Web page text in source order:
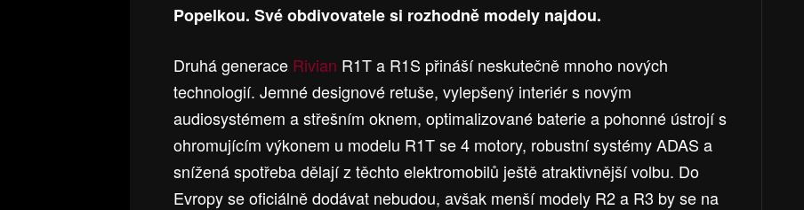
Popelkou. Své obdivovatele si rozhodně modely najdou.
Druhá generace Rivian R1T a R1S přináší neskutečně mnoho nových
technologií. Jemné designové retuše, vylepšený interiér s novým
audiosystémem a střešním oknem, optimalizované baterie a pohonné ústrojí s
ohromujícím výkonem u modelu R1T se 4 motory, robustní systémy ADAS a
snížená spotřeba dělají z těchto elektromobilů ještě atraktivnější volbu. Do
Evropy se oficiálně dodávat nebudou, avšak menší modely R2 a R3 by se na